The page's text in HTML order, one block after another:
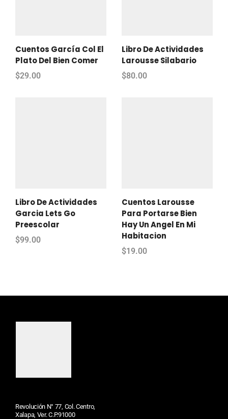
Cuentos García Col El
Plato Del Bien Comer
$29.00
Libro De Actividades
Larousse Silabario
$80.00
Libro De Actividades
Garcia Lets Go
Preescolar
$99.00
Cuentos Larousse
Para Portarse Bien
Hay Un Angel En Mi
Habitacion
$19.00
Revolución N° 77, Col. Centro,
Xalapa, Ver. C.P.91000